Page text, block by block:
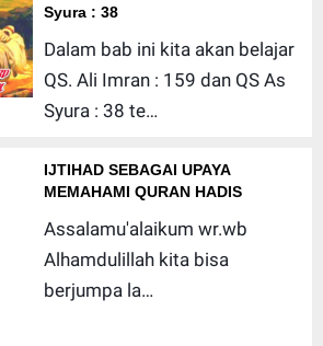
Syura : 38
Dalam bab ini kita akan belajar
QS. Ali Imran : 159 dan QS As
Syura : 38 te…
IJTIHAD SEBAGAI UPAYA
MEMAHAMI QURAN HADIS
Assalamu'alaikum wr.wb
Alhamdulillah kita bisa
berjumpa la…